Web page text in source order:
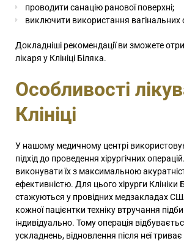
проводити санацію ранової поверхні;
виключити використання вагінальних
Докладніші рекомендації ви зможете
лікаря у Клініці Біляка.
Особливості
Клініці
У нашому медичному центрі
підхід до проведення хірургічних
виконувати їх з максимальною
ефективністю. Для цього хірурги Клініки
стажуються у провідних медзакладах
кожної пацієнтки техніку втручання
індивідуально. Тому операція
ускладнень, відновлення після неї